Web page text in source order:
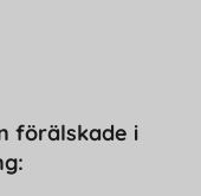
förälskade i